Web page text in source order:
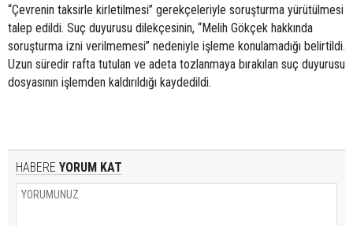
“Çevrenin taksirle kirletilmesi” gerekçeleriyle soruşturma yürütülmesi
talep edildi. Suç duyurusu dilekçesinin, “Melih Gökçek hakkında
soruşturma izni verilmemesi” nedeniyle işleme konulamadığı belirtildi.
Uzun süredir rafta tutulan ve adeta tozlanmaya bırakılan suç duyurusu
dosyasının işlemden kaldırıldığı kaydedildi.
HABERE YORUM KAT